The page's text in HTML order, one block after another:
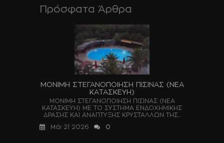
Πρόσφατα Άρθρα
ΜΟΝΙΜΗ ΣΤΕΓΑΝΟΠΟΙΗΣΗ ΠΙΣΙΝΑΣ (ΝΕΑ
ΚΑΤΑΣΚΕΥΗ)
ΜΟΝΙΜΗ ΣΤΕΓΑΝΟΠΟΙΗΣΗ ΠΙΣΙΝΑΣ (ΝΕΑ
ΚΑΤΑΣΚΕΥΗ) ΜΕ ΤΟ ΣΥΣΤΗΜΑ ΕΝΔΟΧΗΜΙΚΗΣ
ΔΡΑΣΗΣ ΚΑΙ ΑΝΑΠΤΥΞΗΣ ΚΡΥΣΤΑΛΛΩΝ ΤΗΣ...
Μάι 21 2026
0